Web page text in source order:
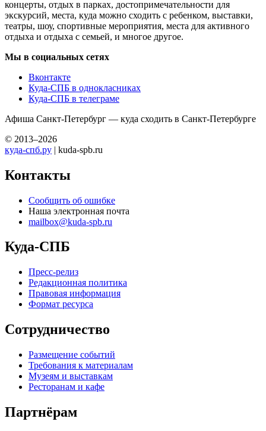
концерты, отдых в парках, достопримечательности для
экскурсий, места, куда можно сходить с ребенком, выставки,
театры, шоу, спортивные мероприятия, места для активного
отдыха и отдыха с семьей, и многое другое.
Мы в социальных сетях
Вконтакте
Куда-СПБ в однокласниках
Куда-СПБ в телеграме
Афиша Санкт-Петербург — куда сходить в Санкт-Петербурге
© 2013–2026
куда-спб.ру | kuda-spb.ru
Контакты
Сообщить об ошибке
Наша электронная почта
mailbox@kuda-spb.ru
Куда-СПБ
Пресс-релиз
Редакционная политика
Правовая информация
Формат ресурса
Сотрудничество
Размещение событий
Требования к материалам
Музеям и выставкам
Ресторанам и кафе
Партнёрам